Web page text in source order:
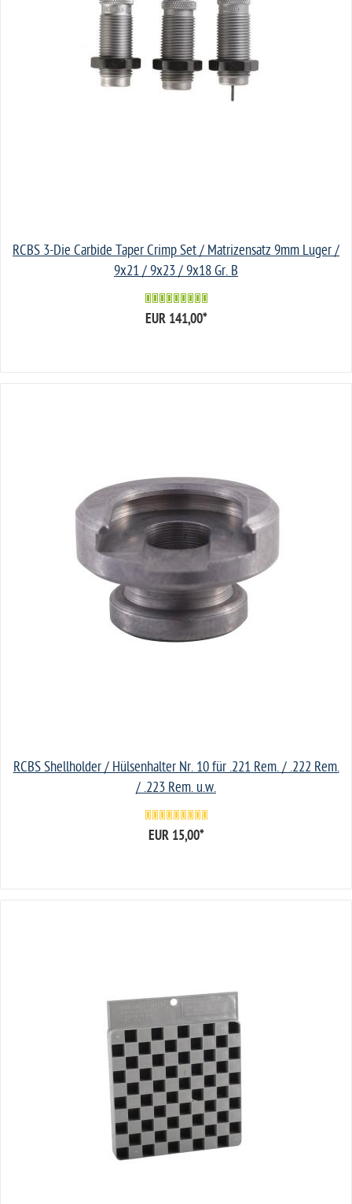
RCBS 3-Die Carbide Taper Crimp Set / Matrizensatz 9mm Luger /
9x21 / 9x23 / 9x18 Gr. B
EUR 141,00*
RCBS Shellholder / Hülsenhalter Nr. 10 für .221 Rem. / .222 Rem.
/ .223 Rem. u.w.
EUR 15,00*